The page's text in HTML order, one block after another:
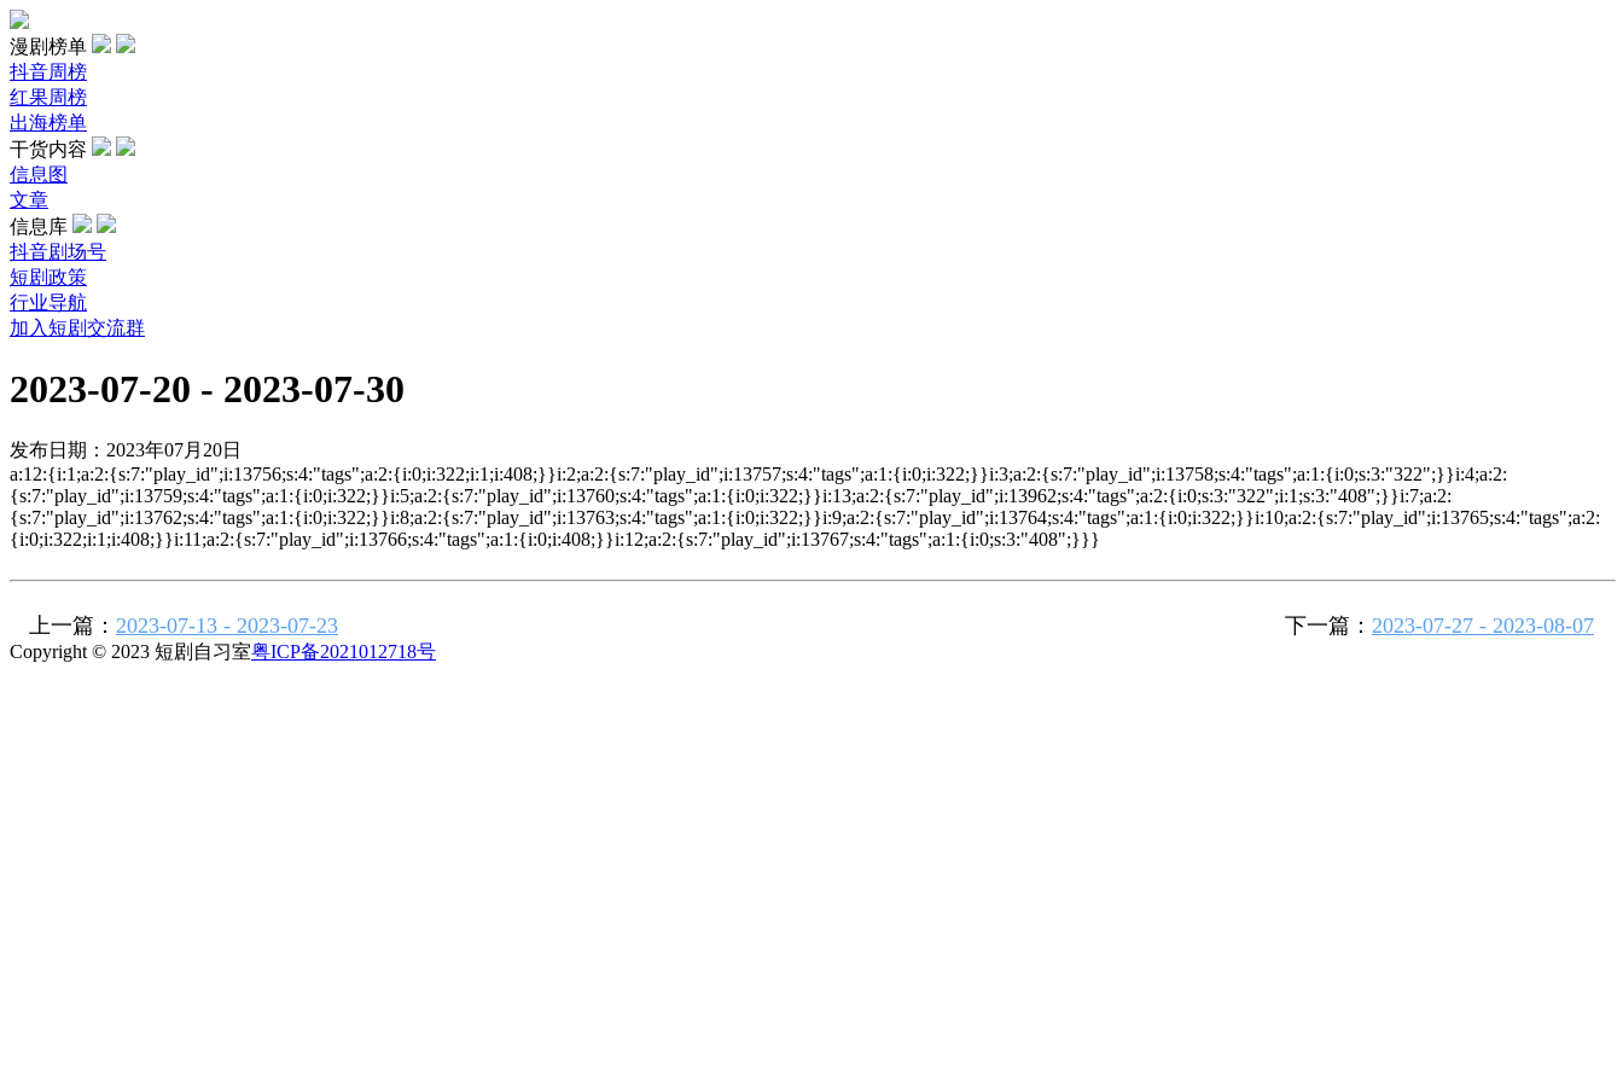
漫剧榜单
抖音周榜
红果周榜
出海榜单
干货内容
信息图
文章
信息库
抖音剧场号
短剧政策
行业导航
加入短剧交流群
2023-07-20 - 2023-07-30
发布日期：2023年07月20日
a:12:{i:1;a:2:{s:7:"play_id";i:13756;s:4:"tags";a:2:{i:0;i:322;i:1;i:408;}}i:2;a:2:{s:7:"play_id";i:13757;s:4:"tags";a:1:{i:0;i:322;}}i:3;a:2:{s:7:"play_id";i:13758;s:4:"tags";a:1:{i:0;s:3:"322";}}i:4;a:2:
{s:7:"play_id";i:13759;s:4:"tags";a:1:{i:0;i:322;}}i:5;a:2:{s:7:"play_id";i:13760;s:4:"tags";a:1:{i:0;i:322;}}i:13;a:2:{s:7:"play_id";i:13962;s:4:"tags";a:2:{i:0;s:3:"322";i:1;s:3:"408";}}i:7;a:2:
{s:7:"play_id";i:13762;s:4:"tags";a:1:{i:0;i:322;}}i:8;a:2:{s:7:"play_id";i:13763;s:4:"tags";a:1:{i:0;i:322;}}i:9;a:2:{s:7:"play_id";i:13764;s:4:"tags";a:1:{i:0;i:322;}}i:10;a:2:{s:7:"play_id";i:13765;s:4:"tags";a:2:
{i:0;i:322;i:1;i:408;}}i:11;a:2:{s:7:"play_id";i:13766;s:4:"tags";a:1:{i:0;i:408;}}i:12;a:2:{s:7:"play_id";i:13767;s:4:"tags";a:1:{i:0;s:3:"408";}}}
上一篇： 2023-07-13 - 2023-07-23 下一篇： 2023-07-27 - 2023-08-07
Copyright © 2023 短剧自习室粤ICP备2021012718号